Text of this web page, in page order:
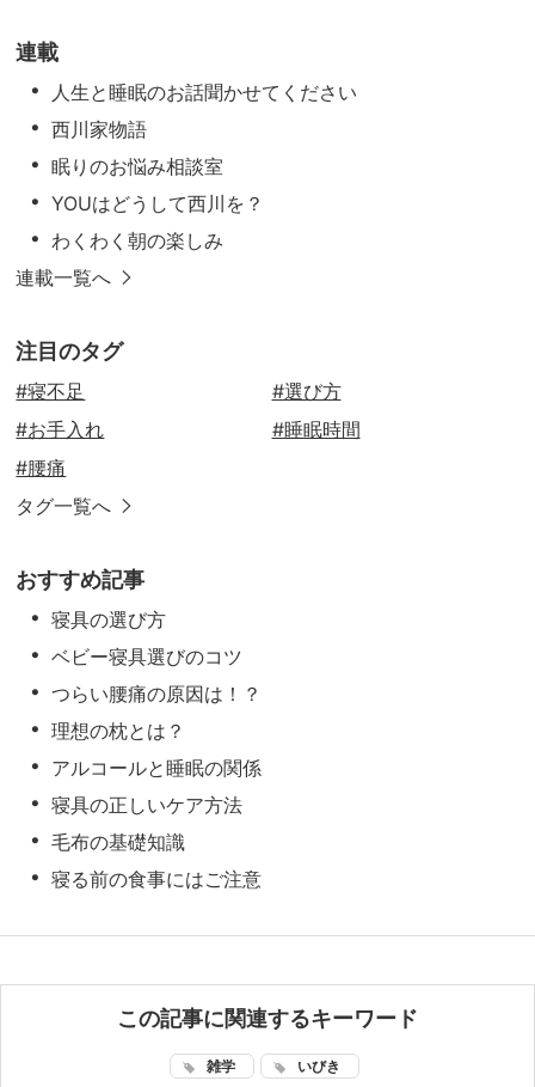
連載
人生と睡眠のお話聞かせてください
西川家物語
眠りのお悩み相談室
YOUはどうして西川を？
わくわく朝の楽しみ
連載一覧へ
注目のタグ
#寝不足
#選び方
#お手入れ
#睡眠時間
#腰痛
タグ一覧へ
おすすめ記事
寝具の選び方
ベビー寝具選びのコツ
つらい腰痛の原因は！？
理想の枕とは？
アルコールと睡眠の関係
寝具の正しいケア方法
毛布の基礎知識
寝る前の食事にはご注意
この記事に関連するキーワード
雑学 いびき